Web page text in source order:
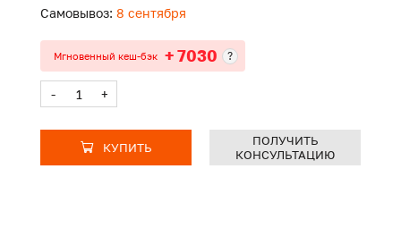
Самовывоз: 8 сентября
Мгновенный кеш-бэк + 7030 ?
- +
КУПИТЬ
ПОЛУЧИТЬ
КОНСУЛЬТАЦИЮ